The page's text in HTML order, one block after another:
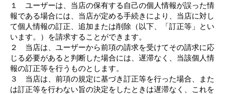
１ ユーザーは、当店の保有する自己の個人情報が誤った情
報である場合には、当店が定める手続きにより、当店に対し
て個人情報の訂正、追加または削除（以下、「訂正等」とい
います。）を請求することができます。
２ 当店は、ユーザーから前項の請求を受けてその請求に応
じる必要があると判断した場合には、遅滞なく、当該個人情
報の訂正等を行うものとします。
３ 当店は、前項の規定に基づき訂正等を行った場合、また
は訂正等を行わない旨の決定をしたときは遅滞なく、これを